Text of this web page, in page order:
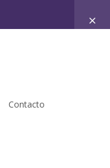
Contacto